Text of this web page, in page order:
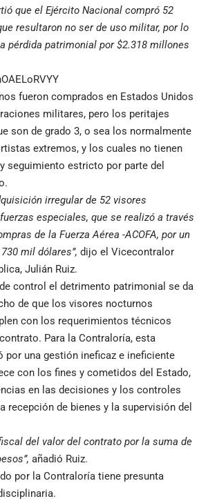
que el Ejército Nacional compró 52
resultaron no ser de uso militar, por lo
pérdida patrimonial por $2.318 millones
fueron comprados en Estados Unidos
militares, pero los peritajes
son de grado 3, o sea los normalmente
extremos, y los cuales no tienen
seguimiento estricto por parte del
irregular de 52 visores
especiales, que se realizó a través
de la Fuerza Aérea -ACOFA, por un
mil dólares”, dijo el Vicecontralor
Julián Ruiz.
control el detrimento patrimonial se da
de que los visores nocturnos
con los requerimientos técnicos
Para la Contraloría, esta
por una gestión ineficaz e ineficiente
con los fines y cometidos del Estado,
en las decisiones y los controles
recepción de bienes y la supervisión del
del valor del contrato por la suma de
añadió Ruiz.
por la Contraloría tiene presunta